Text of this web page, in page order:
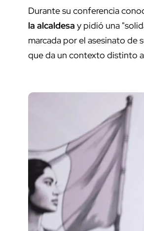
Durante su conferencia
la alcaldesa y pidió una
marcada por el asesinato de
que da un contexto distinto